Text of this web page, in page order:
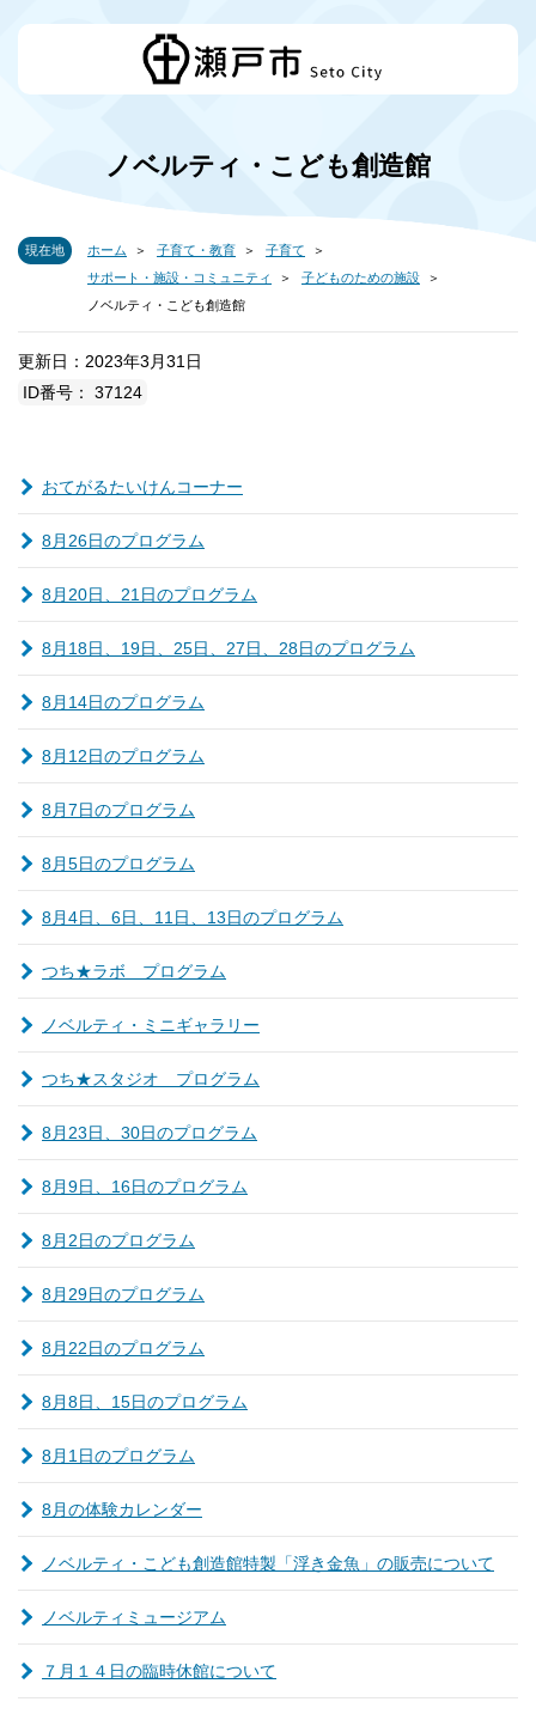
ノベルティ・こども創造館
現在地 ホーム 子育て・教育
子育て
サポート・施設・コミュニティ
子どものための施設
ノベルティ・こども創造館
更新日：2023年3月31日
ID番号： 37124
おてがるたいけんコーナー
8月26日のプログラム
8月20日、21日のプログラム
8月18日、19日、25日、27日、28日のプログラム
8月14日のプログラム
8月12日のプログラム
8月7日のプログラム
8月5日のプログラム
8月4日、6日、11日、13日のプログラム
つち★ラボ プログラム
ノベルティ・ミニギャラリー
つち★スタジオ プログラム
8月23日、30日のプログラム
8月9日、16日のプログラム
8月2日のプログラム
8月29日のプログラム
8月22日のプログラム
8月8日、15日のプログラム
8月1日のプログラム
8月の体験カレンダー
ノベルティ・こども創造館特製「浮き金魚」の販売について
ノベルティミュージアム
７月１４日の臨時休館について